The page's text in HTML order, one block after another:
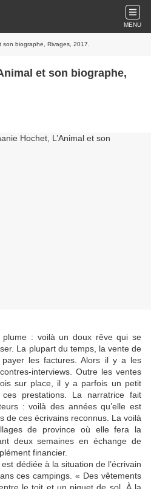
MENU
son biographe, Rivages, 2017.
et son biographe,
: voilà un doux rêve qui se
La plupart du temps, la vente de
les factures. Alors il y a les
interviews. Outre les ventes
sur place, il y a parfois un petit
prestations. La narratrice fait
: voilà des années qu’elle est
de ces écrivains reconnus. La voilà
de province où elle fera la
deux semaines en échange de
financier.
dédiée à la situation de l’écrivain
ces campings. « Des vêtements